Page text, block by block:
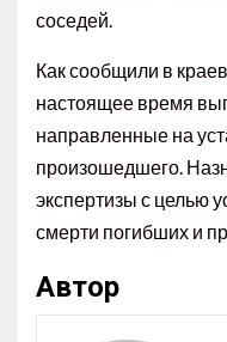
соседей.
Как сообщили в
настоящее время
направленные на
произошедшего.
экспертизы с целью
смерти погибших и
Автор